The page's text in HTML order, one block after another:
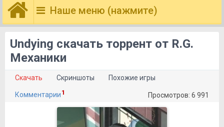
Наше меню (нажмите)
Undying скачать торрент от R.G.
Механики
Скачать Скриншоты Похожие игры
Комментарии 1 Просмотров: 6 991